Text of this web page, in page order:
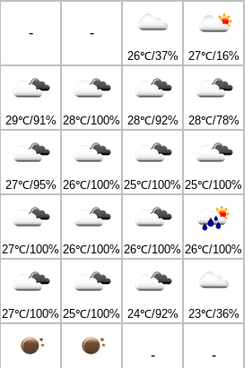
- -
26℃/37% 27℃/16%
29℃/91% 28℃/100% 28℃/92% 28℃/78%
27℃/95% 26℃/100% 25℃/100% 25℃/100%
27℃/100% 26℃/100% 26℃/100% 26℃/100%
27℃/100% 25℃/100% 24℃/92% 23℃/36%
- -